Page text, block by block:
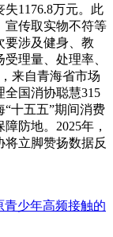
1176.8万元。此
宣传取实物不符等
要涉及健身、教
理量、处理率、
来自青海省市场
国消协聪慧315
“十五五”期间消费
防地。2025年，
立脚赞扬数据反
少年高频接触的